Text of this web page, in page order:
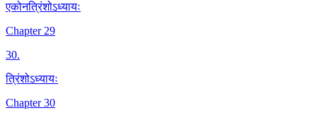
एकोनत्रिंशोऽध्यायः
Chapter 29
30.
त्रिंशोऽध्यायः
Chapter 30